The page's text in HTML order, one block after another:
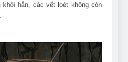
hẳn, các vết loét không còn